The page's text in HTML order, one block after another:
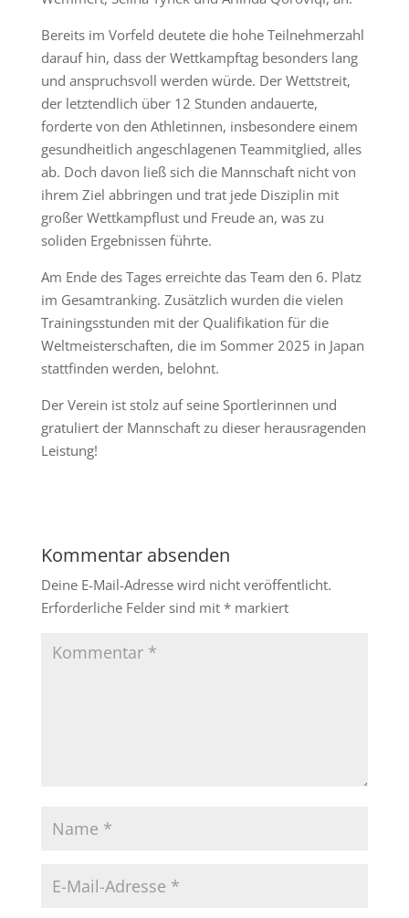
Bereits im Vorfeld deutete die hohe Teilnehmerzahl
darauf hin, dass der Wettkampftag besonders lang
und anspruchsvoll werden würde. Der Wettstreit,
der letztendlich über 12 Stunden andauerte,
forderte von den Athletinnen, insbesondere einem
gesundheitlich angeschlagenen Teammitglied, alles
ab. Doch davon ließ sich die Mannschaft nicht von
ihrem Ziel abbringen und trat jede Disziplin mit
großer Wettkampflust und Freude an, was zu
soliden Ergebnissen führte.
Am Ende des Tages erreichte das Team den 6. Platz
im Gesamtranking. Zusätzlich wurden die vielen
Trainingsstunden mit der Qualifikation für die
Weltmeisterschaften, die im Sommer 2025 in Japan
stattfinden werden, belohnt.
Der Verein ist stolz auf seine Sportlerinnen und
gratuliert der Mannschaft zu dieser herausragenden
Leistung!
Kommentar absenden
Deine E-Mail-Adresse wird nicht veröffentlicht.
Erforderliche Felder sind mit *markiert